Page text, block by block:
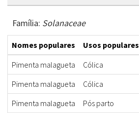
Família: Solanaceae
Nomes populares
Usos populares
Pimenta malagueta
Cólica
Pimenta malagueta
Cólica
Pimenta malagueta
Pós parto